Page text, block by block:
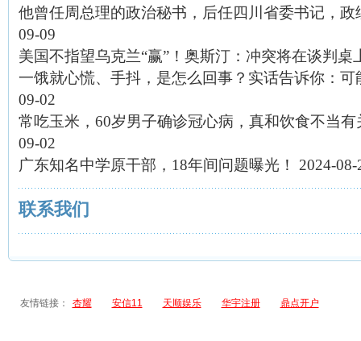
他曾任周总理的政治秘书，后任四川省委书记，政
09-09
美国不指望乌克兰“赢”！奥斯汀：冲突将在谈判桌
一饿就心慌、手抖，是怎么回事？实话告诉你：可
09-02
常吃玉米，60岁男子确诊冠心病，真和饮食不当
09-02
广东知名中学原干部，18年间问题曝光！
2024-08-
联系我们
友情链接： 杏耀 安信11 天顺娱乐 华宇注册 鼎点开户